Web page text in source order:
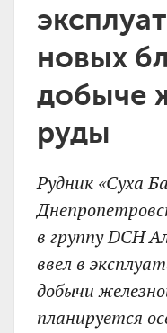
новых
добыче
руды
Рудник «Суха
в группу DCH
ввел в
добычи
планируется